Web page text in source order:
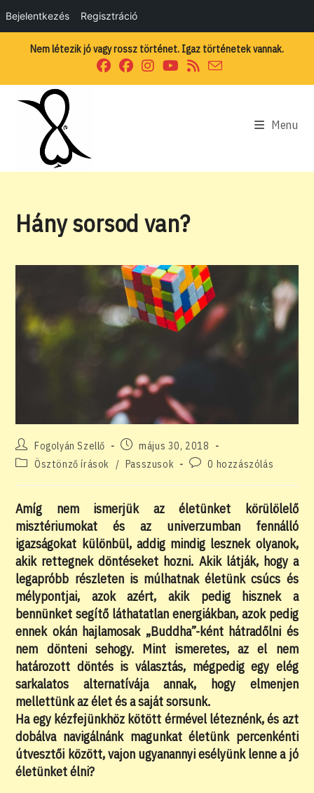
Bejelentkezés Regisztráció
Nem létezik jó vagy rossz történet. Igaz történetek vannak.
Menu
Hány sorsod van?
Post
author:
Fogolyán Szellő
Post
published:
május 30, 2018
PostÖsztönző írások / Passzusok
Post0 hozzászólás
Amíg nem ismerjük az életünket körülölelő
misztériumokat és az univerzumban fennálló
igazságokat különbül, addig mindig lesznek olyanok,
akik rettegnek döntéseket hozni. Akik látják, hogy a
legapróbb részleten is múlhatnak életünk csúcs és
mélypontjai, azok azért, akik pedig hisznek a
bennünket segítő láthatatlan energiákban, azok pedig
ennek okán hajlamosak „Buddha”-ként hátradőlni és
nem dönteni sehogy. Mint ismeretes, az el nem
határozott döntés is választás, mégpedig egy elég
sarkalatos alternatívája annak, hogy elmenjen
mellettünk az élet és a saját sorsunk.
Ha egy kézfejünkhöz kötött érmével léteznénk, és azt
dobálva navigálnánk magunkat életünk percenkénti
útvesztői között, vajon ugyanannyi esélyünk lenne a jó
életünket élni?